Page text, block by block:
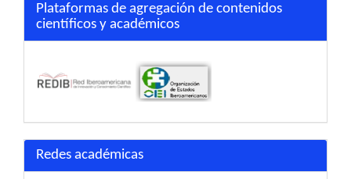
Plataformas de agregación de contenidos
científicos y académicos
Redes académicas